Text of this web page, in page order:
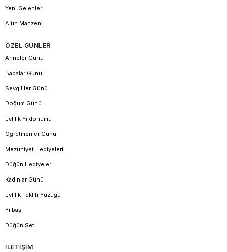
Yeni Gelenler
Altın Mahzeni
ÖZEL GÜNLER
Anneler Günü
Babalar Günü
Sevgililer Günü
Doğum Günü
Evlilik Yıldönümü
Öğretmenler Günü
Mezuniyet Hediyeleri
Düğün Hediyeleri
Kadınlar Günü
Evlilik Teklifi Yüzüğü
Yılbaşı
Düğün Seti
İLETİŞİM